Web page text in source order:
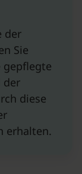
der
Sie
gepflegte
der
diese
erhalten.